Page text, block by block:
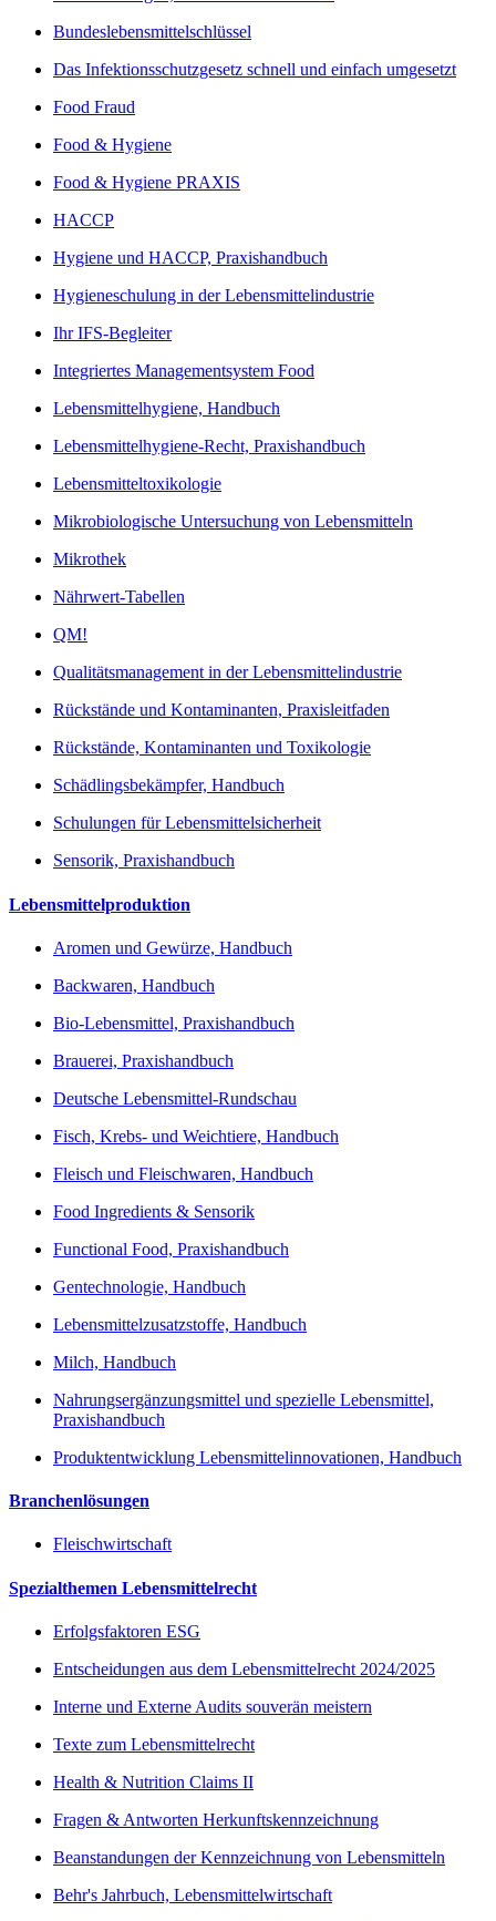
Bundeslebensmittelschlüssel
Das Infektionsschutzgesetz schnell und einfach umgesetzt
Food Fraud
Food & Hygiene
Food & Hygiene PRAXIS
HACCP
Hygiene und HACCP, Praxishandbuch
Hygieneschulung in der Lebensmittelindustrie
Ihr IFS-Begleiter
Integriertes Managementsystem Food
Lebensmittelhygiene, Handbuch
Lebensmittelhygiene-Recht, Praxishandbuch
Lebensmitteltoxikologie
Mikrobiologische Untersuchung von Lebensmitteln
Mikrothek
Nährwert-Tabellen
QM!
Qualitätsmanagement in der Lebensmittelindustrie
Rückstände und Kontaminanten, Praxisleitfaden
Rückstände, Kontaminanten und Toxikologie
Schädlingsbekämpfer, Handbuch
Schulungen für Lebensmittelsicherheit
Sensorik, Praxishandbuch
Lebensmittelproduktion
Aromen und Gewürze, Handbuch
Backwaren, Handbuch
Bio-Lebensmittel, Praxishandbuch
Brauerei, Praxishandbuch
Deutsche Lebensmittel-Rundschau
Fisch, Krebs- und Weichtiere, Handbuch
Fleisch und Fleischwaren, Handbuch
Food Ingredients & Sensorik
Functional Food, Praxishandbuch
Gentechnologie, Handbuch
Lebensmittelzusatzstoffe, Handbuch
Milch, Handbuch
Nahrungsergänzungsmittel und spezielle Lebensmittel,
Praxishandbuch
Produktentwicklung Lebensmittelinnovationen, Handbuch
Branchenlösungen
Fleischwirtschaft
Spezialthemen Lebensmittelrecht
Erfolgsfaktoren ESG
Entscheidungen aus dem Lebensmittelrecht 2024/2025
Interne und Externe Audits souverän meistern
Texte zum Lebensmittelrecht
Health & Nutrition Claims II
Fragen & Antworten Herkunftskennzeichnung
Beanstandungen der Kennzeichnung von Lebensmitteln
Behr's Jahrbuch, Lebensmittelwirtschaft